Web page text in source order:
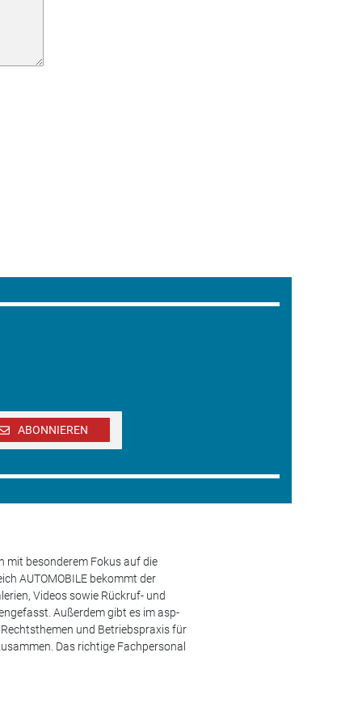
ABONNIEREN
mit besonderem Fokus auf die
AUTOMOBILE bekommt der
Videos sowie Rückruf- und
Außerdem gibt es im asp-
und Betriebspraxis für
Das richtige Fachpersonal